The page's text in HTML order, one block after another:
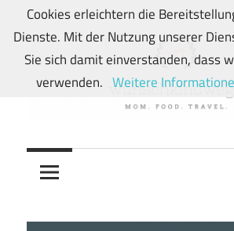
Zum
Inhalt
springen
Wunschkindern
und
Wegen:
Cookies erleichtern die
Dienste. Mit der Nutzung unserer
Sie sich damit einverstanden, dass
verwenden. Weitere